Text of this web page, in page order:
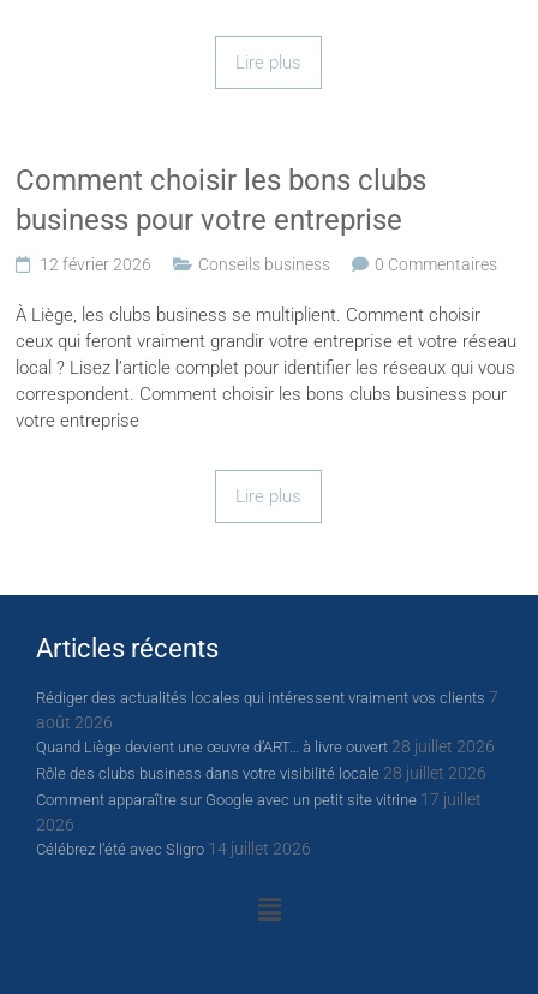
Lire plus
Comment choisir les bons clubs
business pour votre entreprise
12 février 2026 Conseils business 0 Commentaires
À Liège, les clubs business se multiplient. Comment choisir
ceux qui feront vraiment grandir votre entreprise et votre réseau
local ? Lisez l’article complet pour identifier les réseaux qui vous
correspondent. Comment choisir les bons clubs business pour
votre entreprise
Lire plus
Articles récents
Rédiger des actualités locales qui intéressent vraiment vos clients 7
août 2026
Quand Liège devient une œuvre d’ART… à livre ouvert 28 juillet 2026
Rôle des clubs business dans votre visibilité locale 28 juillet 2026
Comment apparaître sur Google avec un petit site vitrine 17 juillet
2026
Célébrez l’été avec Sligro 14 juillet 2026